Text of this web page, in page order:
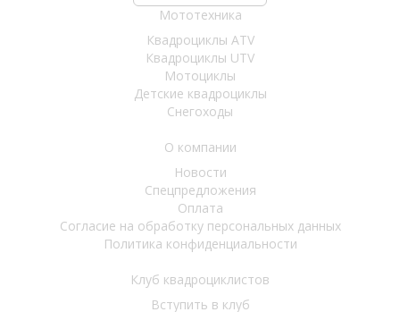
Мототехника
Квадроциклы ATV
Квадроциклы UTV
Мотоциклы
Детские квадроциклы
Снегоходы
О компании
Новости
Спецпредложения
Оплата
Согласие на обработку персональных данных
Политика конфиденциальности
Клуб квадроциклистов
Вступить в клуб